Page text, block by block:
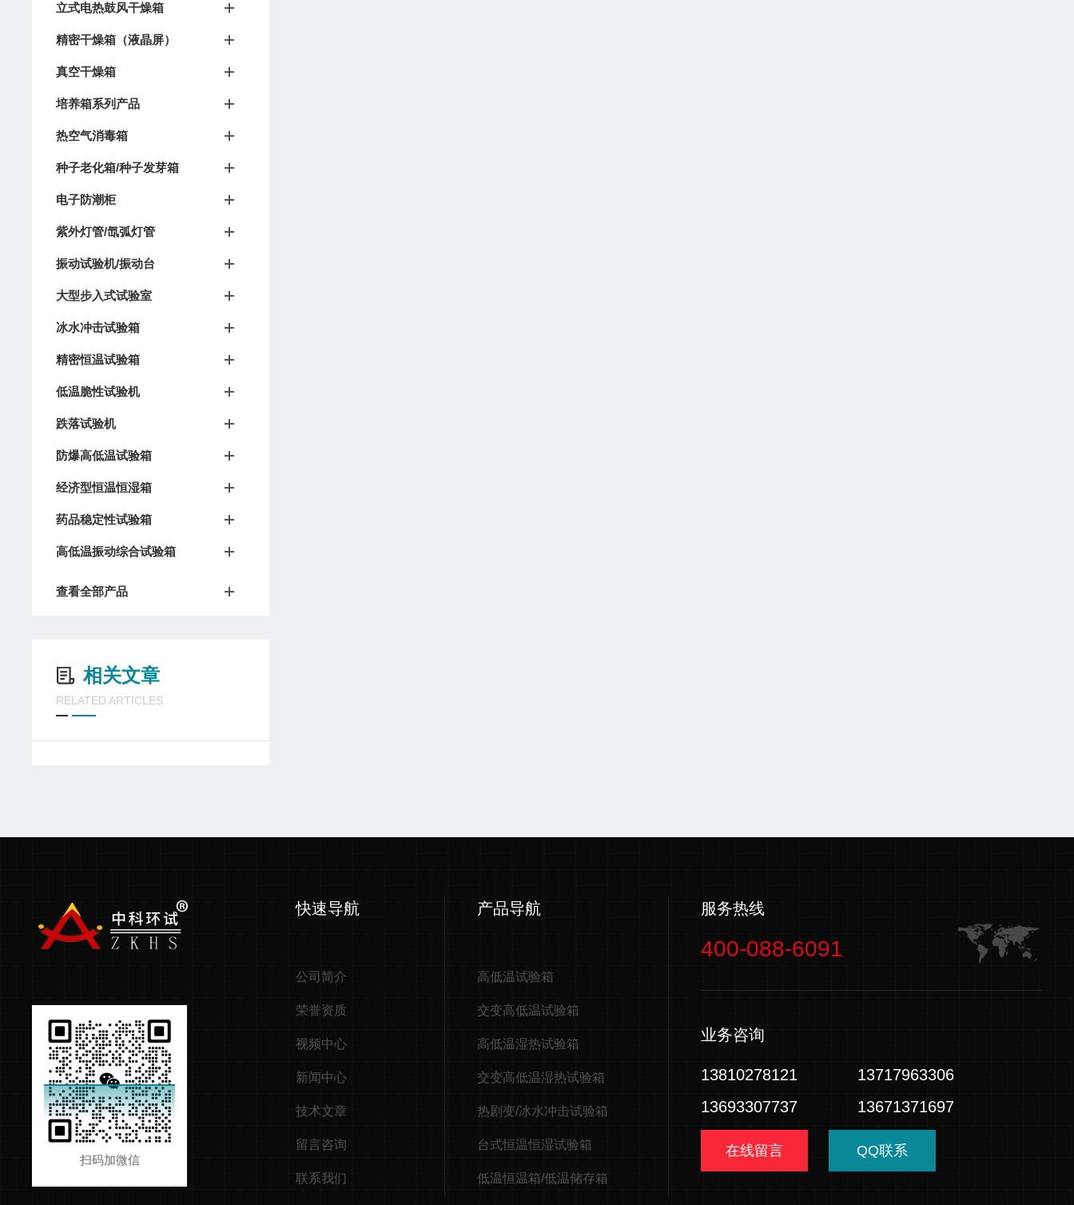
立式电热鼓风干燥箱
精密干燥箱（液晶屏）
真空干燥箱
培养箱系列产品
热空气消毒箱
种子老化箱/种子发芽箱
电子防潮柜
紫外灯管/氙弧灯管
振动试验机/振动台
大型步入式试验室
冰水冲击试验箱
精密恒温试验箱
低温脆性试验机
跌落试验机
防爆高低温试验箱
经济型恒温恒湿箱
药品稳定性试验箱
高低温振动综合试验箱
查看全部产品
相关文章
RELATED ARTICLES
扫码加微信
快速导航
公司简介
荣誉资质
视频中心
新闻中心
技术文章
留言咨询
联系我们
产品导航
高低温试验箱
交变高低温试验箱
高低温湿热试验箱
交变高低温湿热试验箱
热剧变/冰水冲击试验箱
台式恒温恒湿试验箱
低温恒温箱/低温储存箱
服务热线
400-088-6091
业务咨询
13810278121
13717963306
13693307737
13671371697
在线留言 QQ联系